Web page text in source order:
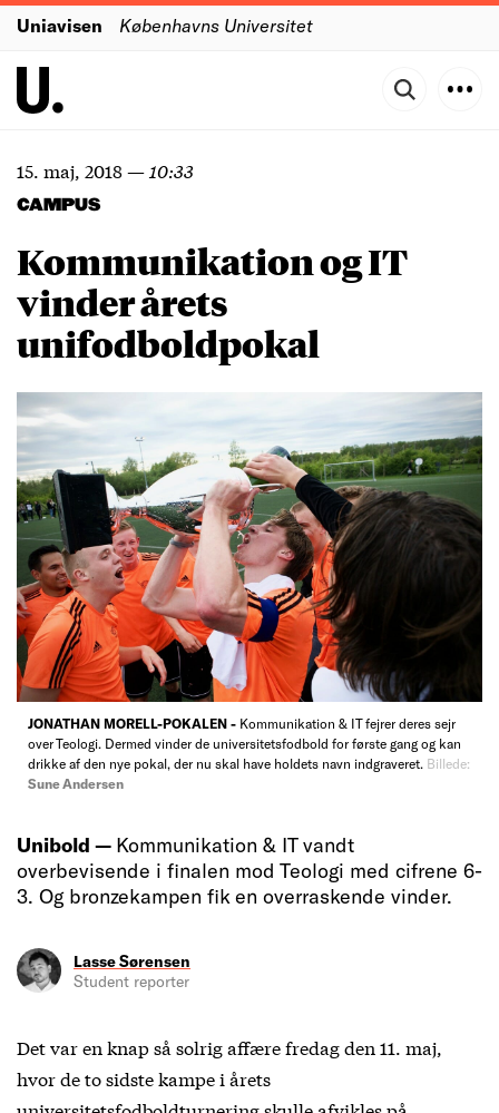
Uniavisen Københavns Universitet
15. maj, 2018— 10:33
CAMPUS
Kommunikation og IT
vinder årets
unifodboldpokal
JONATHAN MORELL-POKALEN - Kommunikation & IT fejrer deres sejr
over Teologi. Dermed vinder de universitetsfodbold for første gang og kan
drikke af den nye pokal, der nu skal have holdets navn indgraveret. Billede:
Sune Andersen
Unibold — Kommunikation & IT vandt
overbevisende i finalen mod Teologi med cifrene 6-
3. Og bronzekampen fik en overraskende vinder.
Lasse Sørensen
Student reporter
Det var en knap så solrig affære fredag den 11. maj,
hvor de to sidste kampe i årets